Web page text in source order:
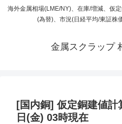
海外金属相場(LME/NY)、在庫/増減、仮
(為替)、市況(日経平均/東証株
金属スクラップ
[国内銅] 仮定銅建値計
日(金) 03時現在